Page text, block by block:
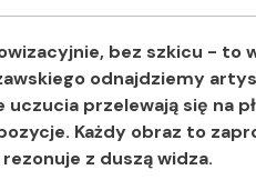
bez szkicu - to
odnajdziemy
przelewają się na
Każdy obraz to
z duszą widza.